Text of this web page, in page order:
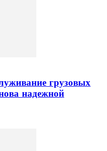
грузовых
надежной